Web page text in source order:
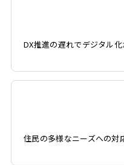
DX推進の遅れでデジタル
住民の多様なニーズへの対